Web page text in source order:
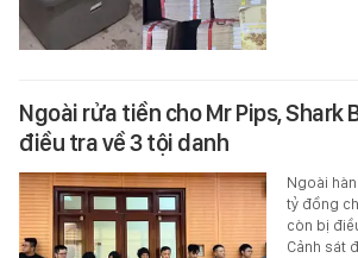
Ngoài rửa tiền cho Mr Pips, Shark
điều tra về 3 tội danh
Ngoài
tỷ đồng
còn bị
Cảnh sát